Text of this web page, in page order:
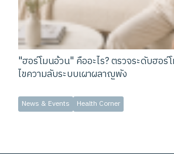
"ฮอร์โมนอ้วน" คืออะไร? ตรวจระดับฮอ
ไขความลับระบบเผาผลาญพัง
News & Events Health Corner